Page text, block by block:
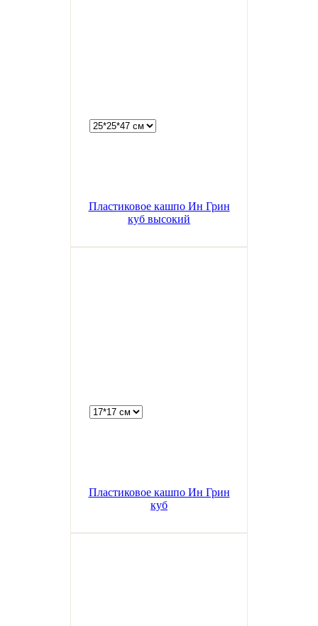
Пластиковое кашпо Ин Грин
куб высокий
Пластиковое кашпо Ин Грин
куб